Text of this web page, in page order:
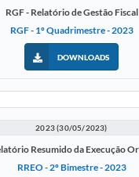
RGF - Relatório de Gestão Fiscal
RGF - 1º Quadrimestre - 2023
DOWNLOADS
2023 (30/05/2023)
Resumido da Execução
RREO - 2º Bimestre - 2023